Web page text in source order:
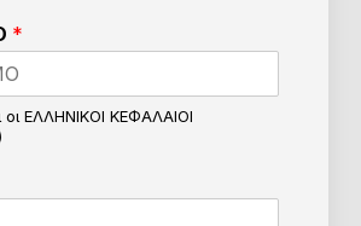
*
οι ΕΛΛΗΝΙΚΟΙ ΚΕΦΑΛΑΙΟΙ